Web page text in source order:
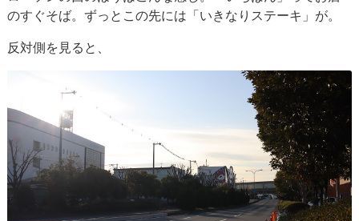
のすぐそば。ずっとこの先には「いきなりステーキ」が。
反対側を見ると、